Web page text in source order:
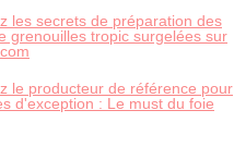
les secrets de préparation des
grenouilles tropic surgelées sur
le producteur de référence pour
d'exception : Le must du foie